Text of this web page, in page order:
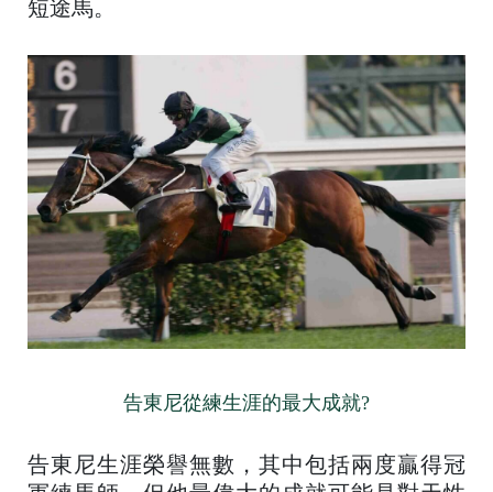
短途馬。
告東尼從練生涯的最大成就?
告東尼生涯榮譽無數，其中包括兩度贏得冠